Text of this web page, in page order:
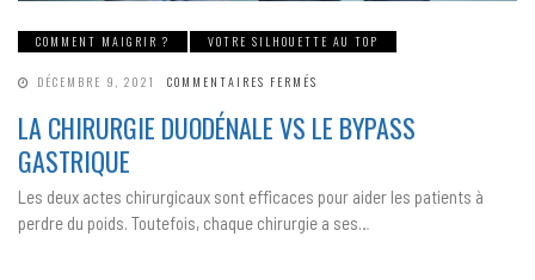
COMMENT MAIGRIR ? VOTRE SILHOUETTE AU TOP
DÉCEMBRE 9, 2021 COMMENTAIRES FERMÉS
DUODÉNALE
VS
LA CHIRURGIE DUODÉNALE VS LE BYPASS
GASTRIQUE
Les deux actes chirurgicaux sont efficaces pour aider les patients à
perdre du poids. Toutefois, chaque chirurgie a ses…